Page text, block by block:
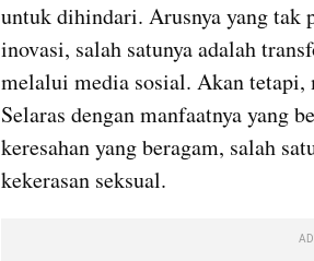
untuk dihindari. Arusnya yang tak
inovasi, salah satunya adalah
melalui media sosial. Akan tetapi,
Selaras dengan manfaatnya yang
keresahan yang beragam, salah
kekerasan seksual.